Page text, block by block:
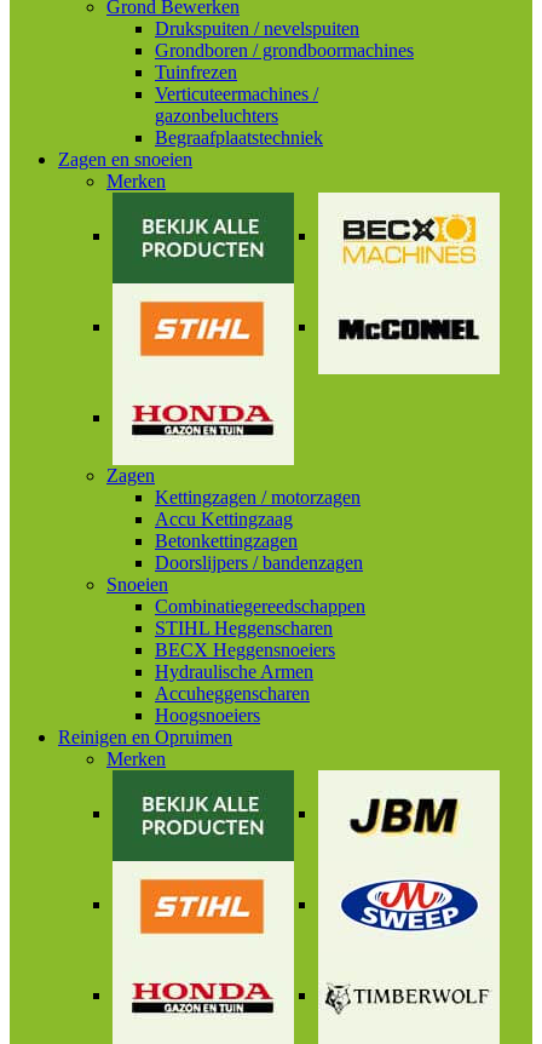
Grond Bewerken
Drukspuiten / nevelspuiten
Grondboren / grondboormachines
Tuinfrezen
Verticuteermachines /
gazonbeluchters
Begraafplaatstechniek
Zagen en snoeien
Merken
Zagen
Kettingzagen / motorzagen
Accu Kettingzaag
Betonkettingzagen
Doorslijpers / bandenzagen
Snoeien
Combinatiegereedschappen
STIHL Heggenscharen
BECX Heggensnoeiers
Hydraulische Armen
Accuheggenscharen
Hoogsnoeiers
Reinigen en Opruimen
Merken